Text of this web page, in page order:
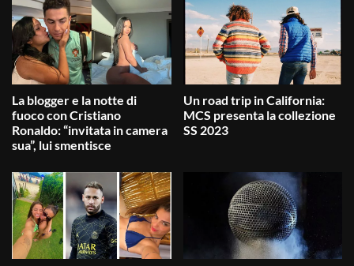
La blogger e la notte di
fuoco con Cristiano
Ronaldo: “invitata in camera
sua”, lui smentisce
Un road trip in California:
MCS presenta la collezione
SS 2023